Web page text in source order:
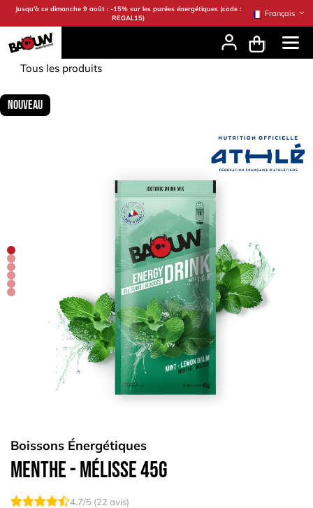
Se rendre au contenu
Jusqu'à ce dimanche 9 août : -15% sur les purées énergétiques (code :
REGAL15)
Français
Tous les produits
Nouveau
Boissons Énergétiques
Menthe - Mélisse 45g
4.7/5 (22 avis)